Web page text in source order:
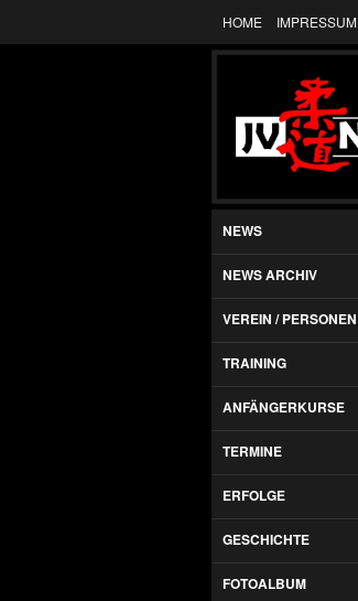
HOME IMPRESSUM
NEWS
NEWS ARCHIV
VEREIN / PERSONEN
TRAINING
ANFÄNGERKURSE
TERMINE
ERFOLGE
GESCHICHTE
FOTOALBUM